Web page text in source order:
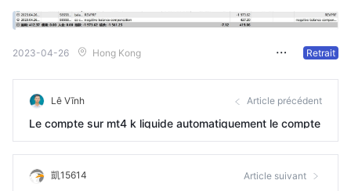
2023-04-26 Hong Kong Retrait
Lê Vĩnh Article précédent
Le compte sur mt4 k liquide automatiquement le compte
凱15614 Article suivant